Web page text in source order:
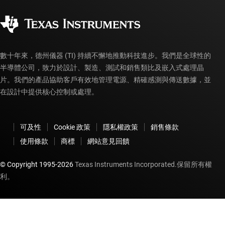
myTI 帳戶常見問題解答
數十年來，德州儀器 (TI) 持續不懈地推動科技進步。我們是全球性的
半導體公司，致力於設計、製造、測試和銷售類比及嵌入式處理晶
片。我們的產品協助客戶有效地管理電源、精確感測與傳送數據，並
在設計中提供核心控制或處理。
可及性 Cookie 政策 隱私權政策
銷售條款
使用條款
商標 網站意見回饋
© Copyright 1995-2026Texas Instruments Incorporated.保留所有權
利。